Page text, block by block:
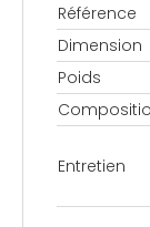
Référence
Dimension
Poids
Entretien